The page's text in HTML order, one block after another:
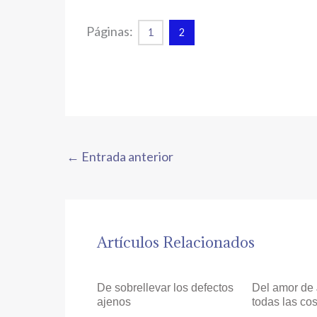
Páginas: 1 2
← Entrada anterior
Artículos Relacionados
De sobrellevar los defectos
ajenos
Del amor
todas las